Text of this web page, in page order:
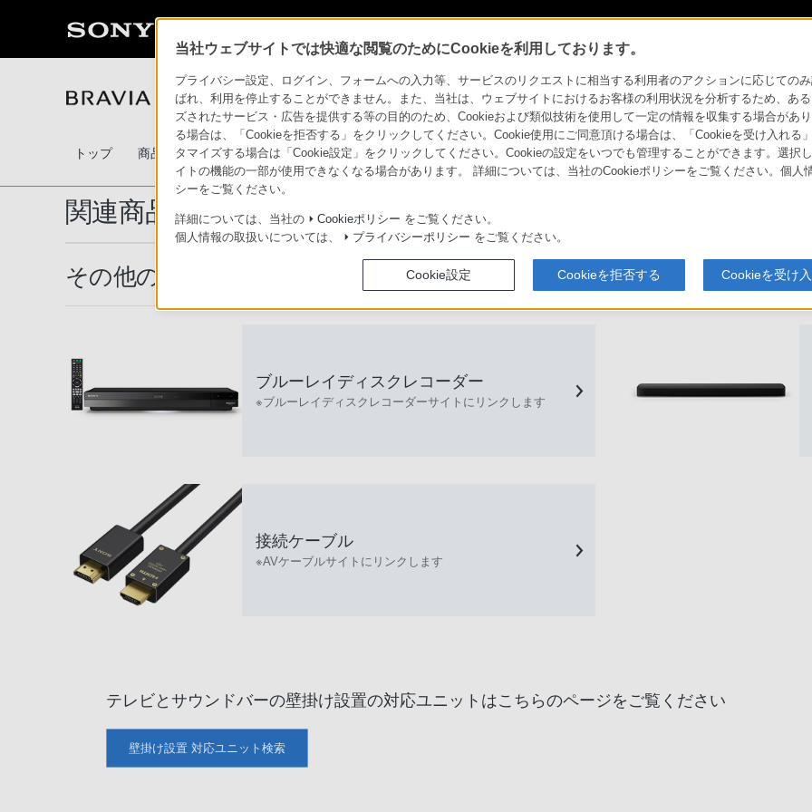
テレビ ブラビア 製品のアクセシ
トップ 商品一覧 関連商品 比較表 テレビの選び方 サウンドバー
ソニーストアお買
い物情報
関連商品
その他の関連カテゴリー
ブルーレイディスクレコーダー
※ブルーレイディスクレコーダーサイトにリンクします
接続ケーブル
※AVケーブルサイトにリンクします
テレビとサウンドバーの壁掛け設置の対応ユニットはこちらのページをご覧ください
壁掛け設置 対応ユニット検索
当社ウェブサイトでは快適な閲覧のためにCookieを利用しております。
プライバシー設定、ログイン、フォームへの入力等、サービスのリクエストに相当する利用者のアクションに応じての
ばれ、利用を停止することができません。また、当社は、ウェブサイトにおけるお客様の利用状況を分析するため、あ
ズされたサービス・広告を提供する等の目的のため、Cookieおよび類似技術を使用して一定の情報を収集する場合があ
る場合は、「Cookieを拒否する」をクリックしてください。Cookie使用にご同意頂ける場合は、「Cookieを受け入れる
タマイズする場合は「Cookie設定」をクリックしてください。Cookieの設定をいつでも管理することができます。選択
イトの機能の一部が使用できなくなる場合があります。 詳細については、当社のCookieポリシーをご覧ください。個人
シーをご覧ください。
詳細については、当社の Cookieポリシー をご覧ください。
個人情報の取扱いについては、
プライバシーポリシー をご覧ください。
Cookie設定 Cookieを拒否する Cookieを受け